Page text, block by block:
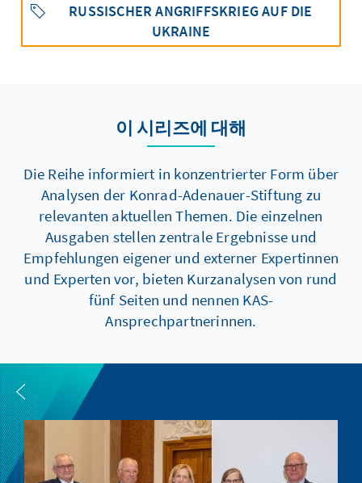
RUSSISCHER ANGRIFFSKRIEG AUF DIE
UKRAINE
이 시리즈에 대해
Die Reihe informiert in konzentrierter Form über
Analysen der Konrad-Adenauer-Stiftung zu
relevanten aktuellen Themen. Die einzelnen
Ausgaben stellen zentrale Ergebnisse und
Empfehlungen eigener und externer Expertinnen
und Experten vor, bieten Kurzanalysen von rund
fünf Seiten und nennen KAS-
Ansprechpartnerinnen.